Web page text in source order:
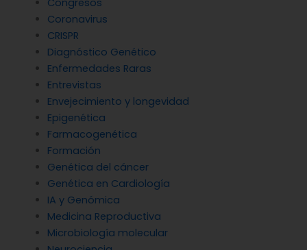
Genética en Cardiología
IA y Genómica
Medicina Reproductiva
Microbiología molecular
Neurociencia
Noticias de Genotipia
Noticias de investigación
Noticias patrocinadas
Proyectos
Terapia Génica
Tratamientos
Cursos relacionados
No hay cursos relacionados o imágenes disponibles.